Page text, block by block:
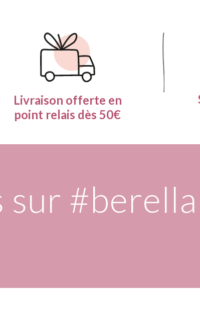
Livraison offerte en
point relais dès 50€
sur